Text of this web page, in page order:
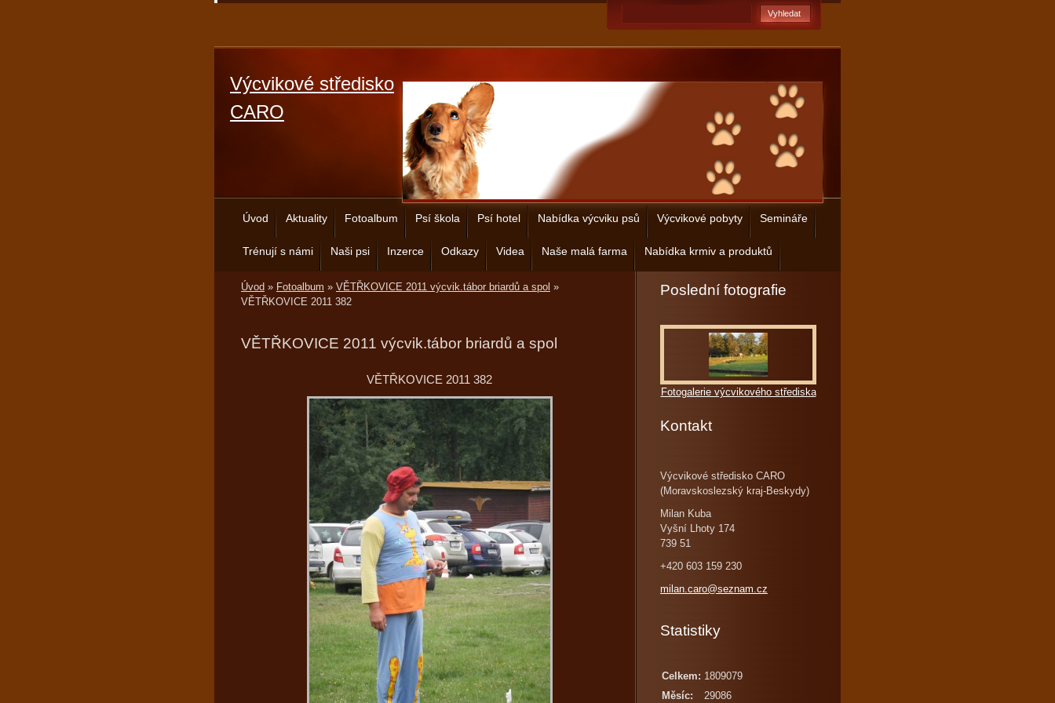
Výcvikové středisko
CARO
Úvod Aktuality Fotoalbum Psí škola Psí hotel Nabídka výcviku psů Výcvikové pobyty Semináře
Trénují s námi Naši psi Inzerce Odkazy Videa Naše malá farma Nabídka krmiv a produktů
Úvod » Fotoalbum » VĚTŘKOVICE 2011 výcvik.tábor briardů a spol »
VĚTŘKOVICE 2011 382
VĚTŘKOVICE 2011 výcvik.tábor briardů a spol
VĚTŘKOVICE 2011 382
Poslední fotografie
Fotogalerie výcvikového střediska
Kontakt
Výcvikové středisko CARO
(Moravskoslezský kraj-Beskydy)
Milan Kuba
Vyšní Lhoty 174
739 51
+420 603 159 230
milan.caro@seznam.cz
Statistiky
Celkem: 1809079
Měsíc:
29086